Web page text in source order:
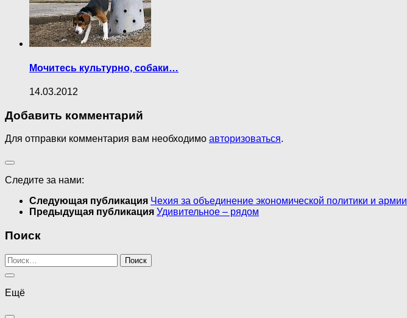
Мочитесь культурно, собаки…
14.03.2012
Добавить комментарий
Для отправки комментария вам необходимо авторизоваться.
Следите за нами:
Следующая публикация Чехия за объединение экономической политики и армии
Предыдущая публикация Удивительное – рядом
Поиск
Найти:
Ещё